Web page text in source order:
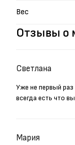
Отзывы о
Светлана
Уже не первый
всегда есть что
Мария
Вес